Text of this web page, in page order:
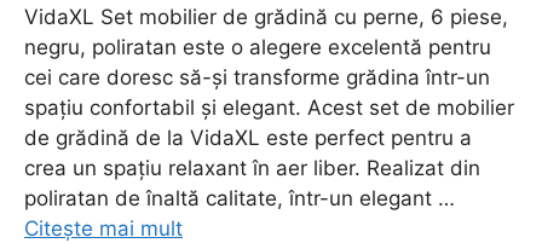
VidaXL Set mobilier de grădină cu perne, 6 piese,
negru, poliratan este o alegere excelentă pentru
cei care doresc să-și transforme grădina într-un
spațiu confortabil și elegant. Acest set de mobilier
de grădină de la VidaXL este perfect pentru a
crea un spațiu relaxant în aer liber. Realizat din
poliratan de înaltă calitate, într-un elegant …
Citește mai mult